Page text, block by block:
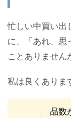
忙しい中買い出
に、「あれ、
ことありません
私は良くありま
品数